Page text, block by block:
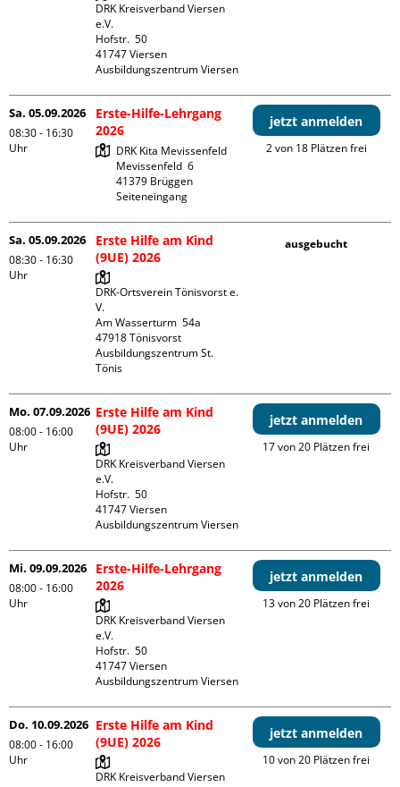
DRK Kreisverband Viersen
e.V.
Hofstr.  50
41747 Viersen
Ausbildungszentrum Viersen
Sa. 05.09.2026
08:30 - 16:30
Uhr
Erste-Hilfe-Lehrgang
2026
DRK Kita Mevissenfeld
Mevissenfeld  6
41379 Brüggen
Seiteneingang
jetzt anmelden
2 von 18 Plätzen frei
Sa. 05.09.2026
08:30 - 16:30
Uhr
Erste Hilfe am Kind
(9UE) 2026
DRK-Ortsverein Tönisvorst e.
V.
Am Wasserturm  54a
47918 Tönisvorst
Ausbildungszentrum St.
Tönis
ausgebucht
Mo. 07.09.2026
08:00 - 16:00
Uhr
Erste Hilfe am Kind
(9UE) 2026
DRK Kreisverband Viersen
e.V.
Hofstr.  50
41747 Viersen
Ausbildungszentrum Viersen
jetzt anmelden
17 von 20 Plätzen frei
Mi. 09.09.2026
08:00 - 16:00
Uhr
Erste-Hilfe-Lehrgang
2026
DRK Kreisverband Viersen
e.V.
Hofstr.  50
41747 Viersen
Ausbildungszentrum Viersen
jetzt anmelden
13 von 20 Plätzen frei
Do. 10.09.2026
08:00 - 16:00
Uhr
Erste Hilfe am Kind
(9UE) 2026
DRK Kreisverband Viersen
jetzt anmelden
10 von 20 Plätzen frei